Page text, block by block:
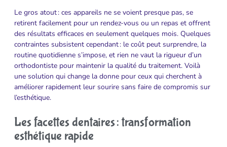
Le gros atout : ces appareils ne se voient presque pas, se
retirent facilement pour un rendez-vous ou un repas et offrent
des résultats efficaces en seulement quelques mois. Quelques
contraintes subsistent cependant : le coût peut surprendre, la
routine quotidienne s’impose, et rien ne vaut la rigueur d’un
orthodontiste pour maintenir la qualité du traitement. Voilà
une solution qui change la donne pour ceux qui cherchent à
améliorer rapidement leur sourire sans faire de compromis sur
l’esthétique.
Les facettes dentaires : transformation
esthétique rapide